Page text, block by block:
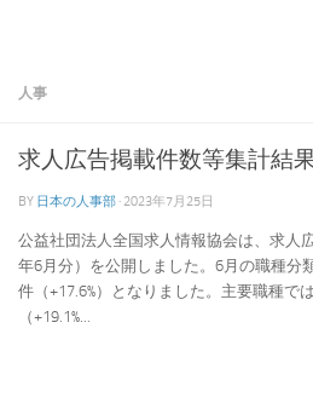
人事
求人広告掲載件数等集計結
BY 日本の人事部 · 2023年7月25日
公益社団法人全国求人情報協会は、求人
年6月分）を公開しました。6月の職種分
件（+17.6%）となりました。主要職種で
（+19.1%...